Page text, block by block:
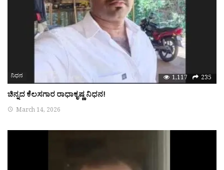
ನಿಧನ 1,117 235
ಚಿನ್ನದ ಕೆಲಸಗಾರ ರಾಧಾಕೃಷ್ಣ ನಿಧನ!
March 14, 2026